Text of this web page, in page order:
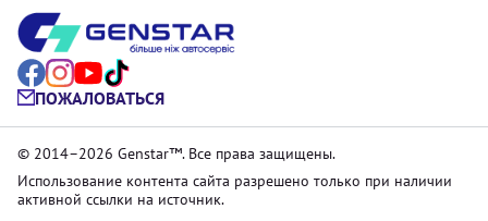
ПОЖАЛОВАТЬСЯ
© 2014–2026 Genstar™. Все права защищены.
Использование контента сайта разрешено только при наличии
активной ссылки на источник.